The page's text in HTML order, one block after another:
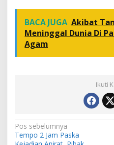
BACA JUGA Akibat
Meninggal Dunia Di
Agam
Ikuti
N
Pos sebelumnya
Tempo 2 Jam Paska